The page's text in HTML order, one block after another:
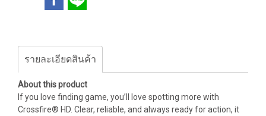
รายละเอียดสินค้า
About this product
If you love finding game, you’ll love spotting more with
Crossfire® HD. Clear, reliable, and always ready for action, it